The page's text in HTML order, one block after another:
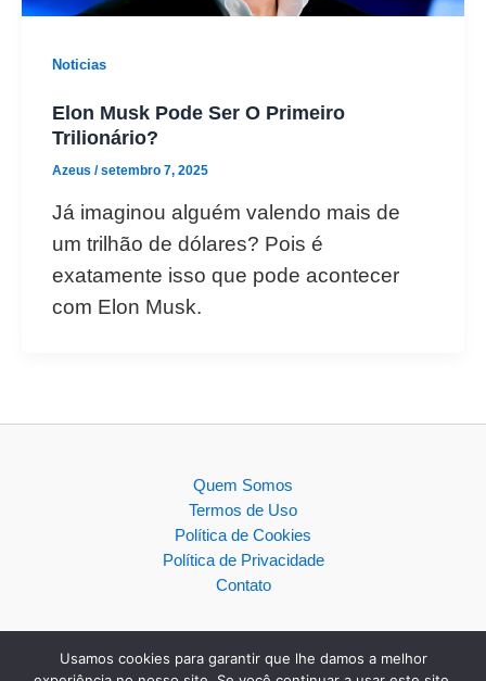
Noticias
Elon Musk Pode Ser O Primeiro
Trilionário?
Azeus /setembro 7, 2025
Já imaginou alguém valendo mais de
um trilhão de dólares? Pois é
exatamente isso que pode acontecer
com Elon Musk.
Quem Somos
Termos de Uso
Política de Cookies
Política de Privacidade
Contato
Usamos cookies para garantir que lhe damos a melhor